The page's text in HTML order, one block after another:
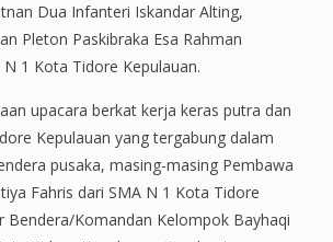
Dua Infanteri Iskandar Alting,
Pleton Paskibraka Esa Rahman
1 Kota Tidore Kepulauan.
upacara berkat kerja keras putra dan
Kepulauan yang tergabung dalam
pusaka, masing-masing Pembawa
Fahris dari SMA N 1 Kota Tidore
Bendera/Komandan Kelompok Bayhaqi